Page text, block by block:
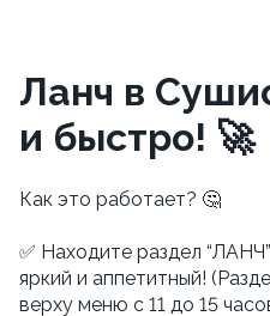
Ланч в
и быстро! 🚀
Как это работает? 🤔
✅ Находите раздел
яркий и аппетитный!
верху меню с 11 до 15